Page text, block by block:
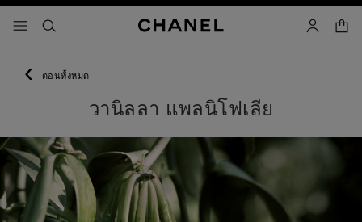
เมนู - การนำทางหลัก
- การนำทางหลัก
ค้นหา บัญชีผู้ใช้
ตะกร้
‹ ตอนทั้งหมด
วานิลลา แพลนิโฟเลีย